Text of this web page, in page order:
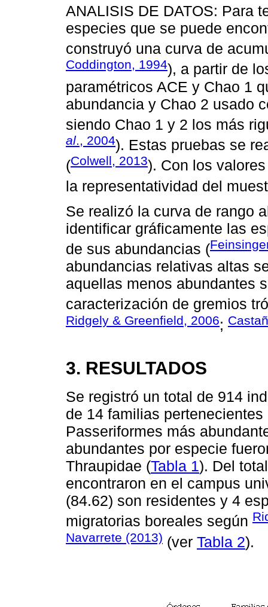
ANALISIS DE DATOS: Para
especies que se puede
construyó una curva de
Coddington, 1994), a partir de
paramétricos ACE y Chao 1
abundancia y Chao 2 usado
siendo Chao 1 y 2 los más
al., 2004). Estas pruebas se
(Colwell, 2013). Con los
la representatividad del
Se realizó la curva de rango
identificar gráficamente las
de sus abundancias (
abundancias relativas altas
aquellas menos abundantes
caracterización de gremios
Ridgely & Greenfield, 2006;
3. RESULTADOS
Se registró un total de 914
de 14 familias
Passeriformes más
abundantes por especie
Thraupidae (Tabla 1). Del
encontraron en el campus
(84.62) son residentes y 4
migratorias boreales según
Navarrete (2013) (ver Tabla 2).